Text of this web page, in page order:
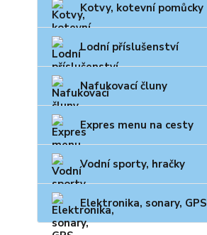
Kotvy, kotevní pomůcky
Lodní příslušenství
Nafukovací čluny
Expres menu na cesty
Vodní sporty, hračky
Elektronika, sonary, GPS